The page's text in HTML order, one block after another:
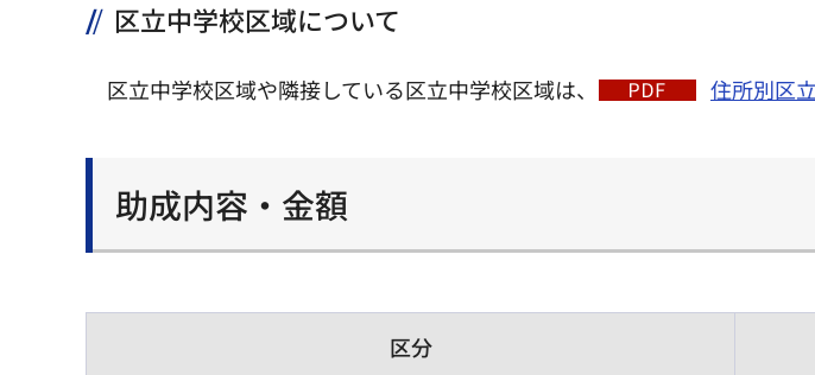
区立中学校区域について
区立中学校区域や隣接している区立中学校区域は、 住所別区
助成内容・金額
区分